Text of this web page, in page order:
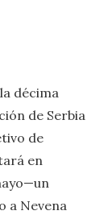
décima
de Serbia
de
en
a Nevena